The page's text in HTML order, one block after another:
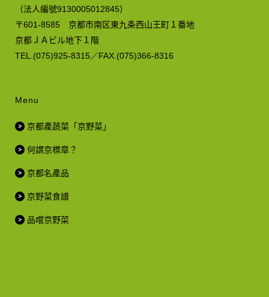
（法人編號9130005012845）
〒601-8585 京都市南区東九条西山王町１番地
京都ＪＡビル地下１階
TEL.(075)925-8315／FAX.(075)366-8316
Menu
京都產蔬菜「京野菜」
何謂京標章？
京都名產品
京野菜食譜
品嚐京野菜